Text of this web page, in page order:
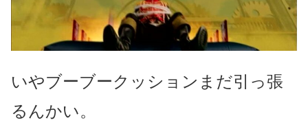
いやブーブークッションまだ引っ張
るんかい。